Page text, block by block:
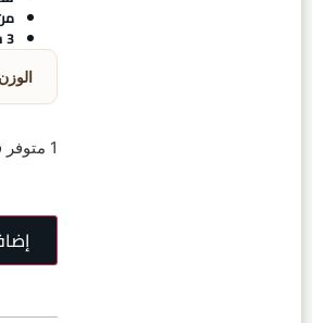
3 شعار ريال مدريد
الوزن
1 متوفر في المخزون